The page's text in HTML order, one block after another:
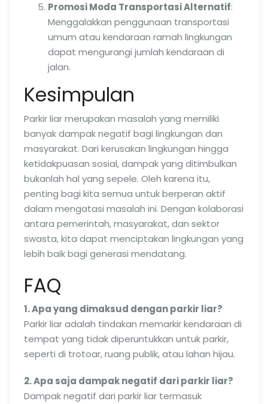
Promosi Moda Transportasi Alternatif:
Menggalakkan penggunaan transportasi
umum atau kendaraan ramah lingkungan
dapat mengurangi jumlah kendaraan di
jalan.
Kesimpulan
Parkir liar merupakan masalah yang memiliki
banyak dampak negatif bagi lingkungan dan
masyarakat. Dari kerusakan lingkungan hingga
ketidakpuasan sosial, dampak yang ditimbulkan
bukanlah hal yang sepele. Oleh karena itu,
penting bagi kita semua untuk berperan aktif
dalam mengatasi masalah ini. Dengan kolaborasi
antara pemerintah, masyarakat, dan sektor
swasta, kita dapat menciptakan lingkungan yang
lebih baik bagi generasi mendatang.
FAQ
1. Apa yang dimaksud dengan parkir liar?
Parkir liar adalah tindakan memarkir kendaraan di
tempat yang tidak diperuntukkan untuk parkir,
seperti di trotoar, ruang publik, atau lahan hijau.
2. Apa saja dampak negatif dari parkir liar?
Dampak negatif dari parkir liar termasuk